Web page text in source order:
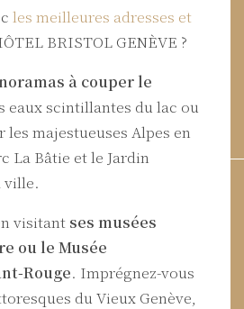
les meilleures adresses et
BRISTOL GENÈVE ?
à couper le
eaux scintillantes du lac ou
majestueuses Alpes en
La Bâtie et le Jardin
ville.
visitant ses musées
ou le Musée
Rouge. Imprégnez-vous
du Vieux Genève,